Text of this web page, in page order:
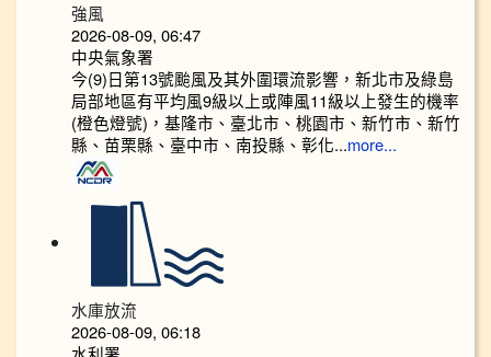
強風
2026-08-09, 06:47
中央氣象署
今(9)日第13號颱風及其外圍環流影響，新北市及綠島
局部地區有平均風9級以上或陣風11級以上發生的機率
(橙色燈號)，基隆市、臺北市、桃園市、新竹市、新竹
縣、苗栗縣、臺中市、南投縣、彰化...more...
水庫放流
2026-08-09, 06:18